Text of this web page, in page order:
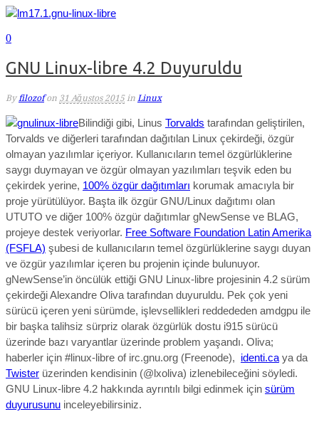
0
GNU Linux-libre 4.2 Duyuruldu
By filozof on 31 Ağustos 2015 in Linux
Bilindiği gibi, Linus Torvalds tarafından geliştirilen,
Torvalds ve diğerleri tarafından dağıtılan Linux çekirdeği, özgür
olmayan yazılımlar içeriyor. Kullanıcıların temel özgürlüklerine
saygı duymayan ve özgür olmayan yazılımları teşvik eden bu
çekirdek yerine, 100% özgür dağıtımları korumak amacıyla bir
proje yürütülüyor. Başta ilk özgür GNU/Linux dağıtımı olan
UTUTO ve diğer 100% özgür dağıtımlar gNewSense ve BLAG,
projeye destek veriyorlar. Free Software Foundation Latin Amerika
(FSFLA) şubesi de kullanıcıların temel özgürlüklerine saygı duyan
ve özgür yazılımlar içeren bu projenin içinde bulunuyor.
gNewSense’in öncülük ettiği GNU Linux-libre projesinin 4.2 sürüm
çekirdeği Alexandre Oliva tarafından duyuruldu. Pek çok yeni
sürücü içeren yeni sürümde, işlevsellikleri reddededen amdgpu ile
bir başka talihsiz sürpriz olarak özgürlük dostu i915 sürücü
üzerinde bazı varyantlar üzerinde problem yaşandı. Oliva;
haberler için #linux-libre of irc.gnu.org (Freenode), identi.ca ya da
Twister üzerinden kendisinin (@lxoliva) izlenebileceğini söyledi.
GNU Linux-libre 4.2 hakkında ayrıntılı bilgi edinmek için sürüm
duyurusunu inceleyebilirsiniz.